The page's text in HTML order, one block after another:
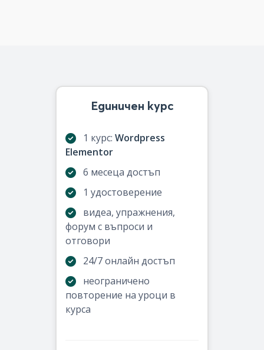
Единичен курс
1 курс: Wordpress
Elementor
6 месеца достъп
1 удостоверение
видеа, упражнения,
форум с въпроси и
отговори
24/7 онлайн достъп
неограничено
повторение на уроци в
курса